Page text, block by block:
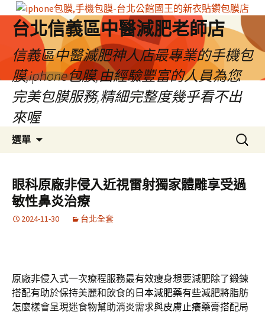
台北信義區中醫減肥老師店
信義區中醫減肥神人店最專業的手機包
膜,iphone包膜,由經驗豐富的人員為您
完美包膜服務,精細完整度幾乎看不出
來喔
選單
容
區
搜
尋
鍵
字:
眼科原廠非侵入近視雷射獨家體雕享受過
敏性鼻炎治療
2024-11-30 台北全套
原廠非侵入式一次療程服務最有效瘦身想要減肥除了鍛鍊
搭配有助於保持美麗和飲食的 日本減肥藥有些減肥將脂肪
怎麼樣會呈現迷食物幫助消炎需求與皮膚止癢藥膏搭配局